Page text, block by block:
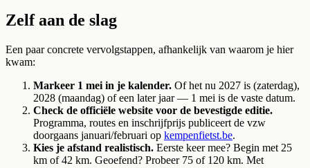
Zelf aan de slag
Een paar concrete vervolgstappen, afhankelijk van waarom je hier
kwam:
Markeer 1 mei in je kalender. Of het nu 2027 is (zaterdag),
2028 (maandag) of een later jaar — 1 mei is de vaste datum.
Check de officiële website voor de bevestigde editie.
Programma, routes en inschrijfprijs publiceert de vzw
doorgaans januari/februari op kempenfietst.be.
Kies je afstand realistisch. Eerste keer mee? Begin met 25
km of 42 km. Geoefend? Probeer 75 of 120 km. Met